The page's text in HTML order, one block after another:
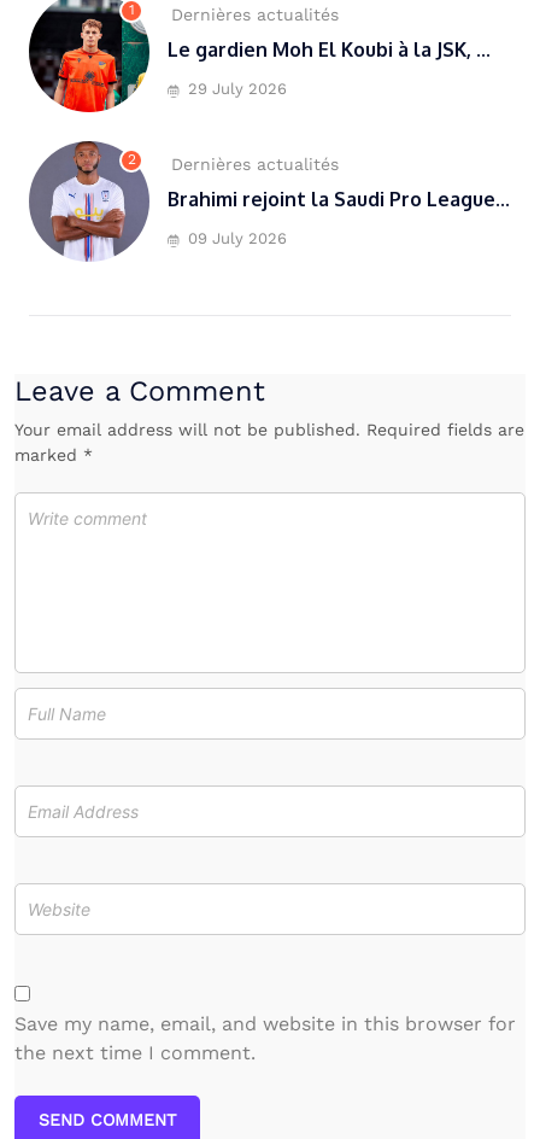
1 Dernières actualités
Le gardien Moh El Koubi à la JSK, ...
29 July 2026
2 Dernières actualités
Brahimi rejoint la Saudi Pro League...
09 July 2026
Leave a Comment
Your email address will not be published. Required fields are
marked *
Save my name, email, and website in this browser for
the next time I comment.
SEND COMMENT